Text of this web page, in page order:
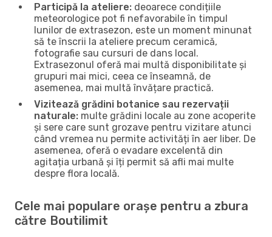
Participă la ateliere: deoarece condițiile
meteorologice pot fi nefavorabile în timpul
lunilor de extrasezon, este un moment minunat
să te înscrii la ateliere precum ceramică,
fotografie sau cursuri de dans local.
Extrasezonul oferă mai multă disponibilitate și
grupuri mai mici, ceea ce înseamnă, de
asemenea, mai multă învățare practică.
Vizitează grădini botanice sau rezervații
naturale: multe grădini locale au zone acoperite
și sere care sunt grozave pentru vizitare atunci
când vremea nu permite activități în aer liber. De
asemenea, oferă o evadare excelentă din
agitația urbană și îți permit să afli mai multe
despre flora locală.
Cele mai populare orașe pentru a zbura
către Boutilimit